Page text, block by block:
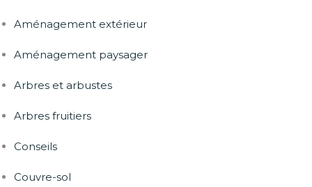
Aménagement extérieur
Aménagement paysager
Arbres et arbustes
Arbres fruitiers
Conseils
Couvre-sol